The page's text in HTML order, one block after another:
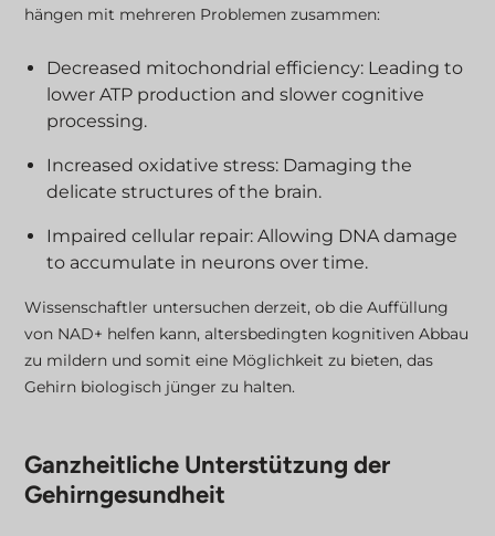
hängen mit mehreren Problemen zusammen:
Decreased mitochondrial efficiency: Leading to
lower ATP production and slower cognitive
processing.
Increased oxidative stress: Damaging the
delicate structures of the brain.
Impaired cellular repair: Allowing DNA damage
to accumulate in neurons over time.
Wissenschaftler untersuchen derzeit, ob die Auffüllung
von NAD+ helfen kann, altersbedingten kognitiven Abbau
zu mildern und somit eine Möglichkeit zu bieten, das
Gehirn biologisch jünger zu halten.
Ganzheitliche Unterstützung der
Gehirngesundheit